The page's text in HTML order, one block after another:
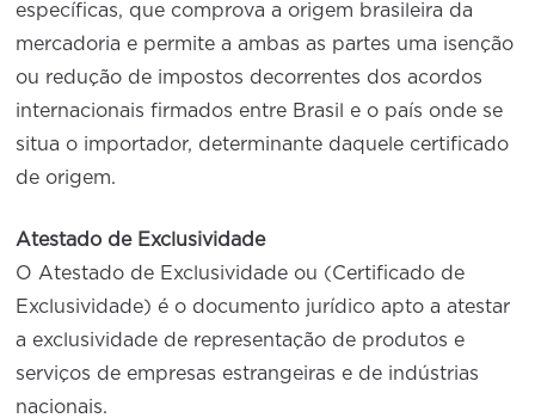
específicas, que comprova a origem brasileira da
mercadoria e permite a ambas as partes uma isenção
ou redução de impostos decorrentes dos acordos
internacionais firmados entre Brasil e o país onde se
situa o importador, determinante daquele certificado
de origem.
Atestado de Exclusividade
O Atestado de Exclusividade ou (Certificado de
Exclusividade) é o documento jurídico apto a atestar
a exclusividade de representação de produtos e
serviços de empresas estrangeiras e de indústrias
nacionais.